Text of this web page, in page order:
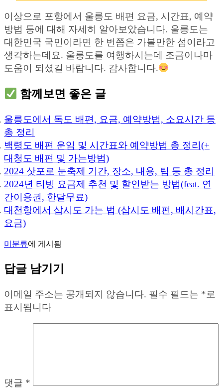
이상으로 포항에서 울릉도 배편 요금, 시간표, 예약
방법 등에 대해 자세히 알아보았습니다. 울릉도는
대한민국 국민이라면 한 번쯤은 가볼만한 섬이라고
생각하는데요. 울릉도를 여행하시는데 조금이나마
도움이 되셨길 바랍니다. 감사합니다.
함께보면 좋은 글
울릉도에서 독도 배편, 요금, 예약방법, 소요시간 등
총 정리
백령도 배편 운임 및 시간표와 예약방법 총 정리(+
대청도 배편 및 가는방법)
2024 삿포로 눈축제 기간, 장소, 내용, 팁 등 총 정리
2024년 티빙 요금제 추천 및 할인받는 방법(feat. 연
간이용권, 한달무료)
대천항에서 삽시도 가는 법 (삽시도 배편, 배시간표,
요금)
미분류에 게시됨
답글 남기기
이메일 주소는 공개되지 않습니다. 필수 필드는 *로
표시됩니다
댓글 *